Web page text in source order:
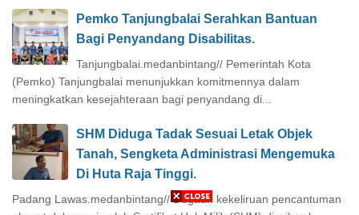
Pemko Tanjungbalai Serahkan Bantuan
Bagi Penyandang Disabilitas.
Tanjungbalai.medanbintang// Pemerintah Kota
(Pemko) Tanjungbalai menunjukkan komitmennya dalam
meningkatkan kesejahteraan bagi penyandang di...
SHM Diduga Tadak Sesuai Letak Objek
Tanah, Sengketa Administrasi Mengemuka
Di Huta Raja Tinggi.
Padang Lawas.medanbintang// Dugaan kekeliruan pencantuman